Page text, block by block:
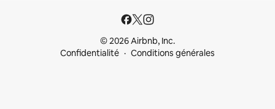
© 2026 Airbnb, Inc.
Confidentialité
Conditions générales